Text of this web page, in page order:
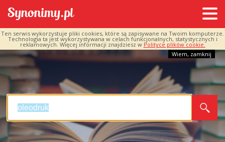
Ten serwis wykorzystuje pliki cookies, które są zapisywane na Twoim komputerze.
Technologia ta jest wykorzystywana w celach funkcjonalnych, statystycznych i
reklamowych. Więcej informacji znajdziesz w Polityce plików cookie.
Wiem, zamknij